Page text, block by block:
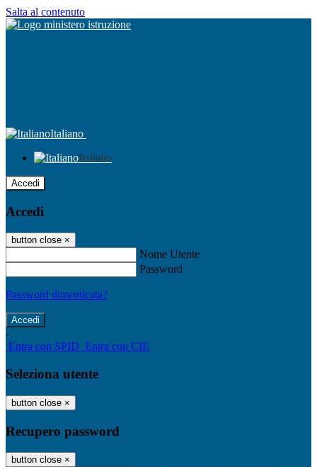
Salta al contenuto
Italiano
Italiano
Accedi
Accedi
button close ×
Nome Utente
Password
Password dimenticata?
-
Entra con SPID Entra con CIE
Seleziona utente
button close ×
Recupero password
button close ×